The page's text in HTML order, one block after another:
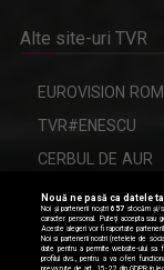
Alte site-uri TVR
EUROVISION
TVR#ENESCU
CERBUL DE AUR
Modifică setările de
Nouă ne pasă ca datele
Noi și partenerii noștri657 stocăm și/
caracter personal. Puteți accepta sau
Aceste alegeri vor fi raportate
Noi si partenerii nostri (retelele de
date pentru a permite website-ului sa
profilul dvs., pentru a va oferi